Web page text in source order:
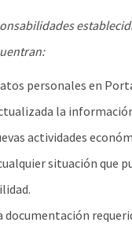
personales en
la
actividades
situación que
documentación